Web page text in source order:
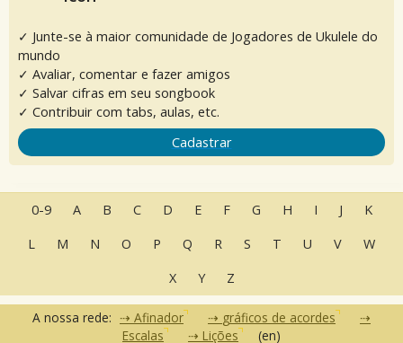
✓ Junte-se à maior comunidade de Jogadores de Ukulele do
mundo
✓ Avaliar, comentar e fazer amigos
✓ Salvar cifras em seu songbook
✓ Contribuir com tabs, aulas, etc.
Cadastrar
0-9 A B C D E F G H I J
K
L
M N O P Q R S T U V
W
X
Y Z
A nossa rede: Afinador
gráficos de acordes
Escalas
Lições (en)